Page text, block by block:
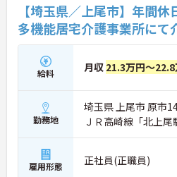
【埼玉県／上尾市】年間
多機能居宅介護事業所にて
給料 月収 21.3万円～22.8
勤務地
埼玉県 上尾市 原市
ＪＲ高崎線「北上
雇用形態 正社員(正職員)